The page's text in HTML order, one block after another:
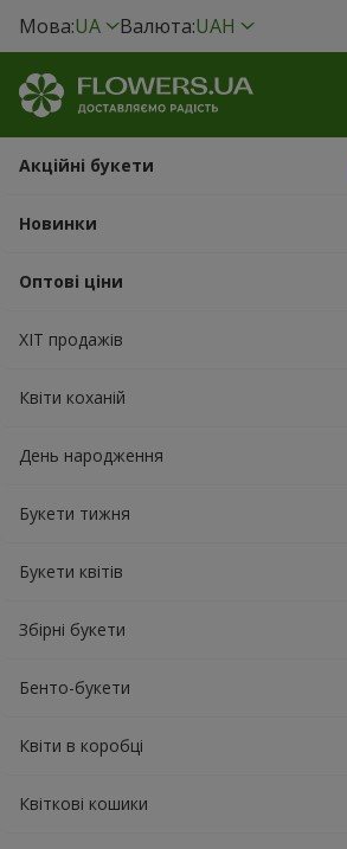
Мова:UA Валюта:UAH
Акційні букети
Новинки
Оптові ціни
ХІТ продажів
Квіти коханій
День народження
Букети тижня
Букети квітів
Збірні букети
Бенто-букети
Квіти в коробці
Квіткові кошики